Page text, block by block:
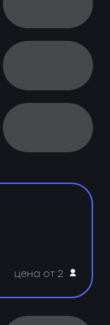
цена от 2